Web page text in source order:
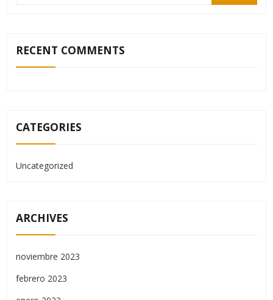
RECENT COMMENTS
CATEGORIES
Uncategorized
ARCHIVES
noviembre 2023
febrero 2023